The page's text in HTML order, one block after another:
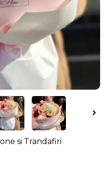
si Trandafiri